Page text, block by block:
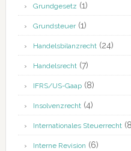
Grundgesetz (1)
Grundsteuer(1)
Handelsbilanzrecht(24)
Handelsrecht(7)
IFRS/US-Gaap(8)
Insolvenzrecht(4)
Internationales Steuerrecht
Interne Revision (6)